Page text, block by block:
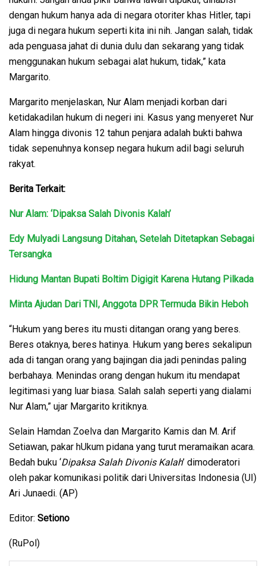
dengan hukum hanya ada di negara otoriter khas Hitler, tapi
juga di negara hukum seperti kita ini nih. Jangan salah, tidak
ada penguasa jahat di dunia dulu dan sekarang yang tidak
menggunakan hukum sebagai alat hukum, tidak,” kata
Margarito.
Margarito menjelaskan, Nur Alam menjadi korban dari
ketidakadilan hukum di negeri ini. Kasus yang menyeret Nur
Alam hingga divonis 12 tahun penjara adalah bukti bahwa
tidak sepenuhnya konsep negara hukum adil bagi seluruh
rakyat.
Berita Terkait:
Nur Alam: ‘Dipaksa Salah Divonis Kalah’
Edy Mulyadi Langsung Ditahan, Setelah Ditetapkan Sebagai
Tersangka
Hidung Mantan Bupati Boltim Digigit Karena Hutang Pilkada
Minta Ajudan Dari TNI, Anggota DPR Termuda Bikin Heboh
“Hukum yang beres itu musti ditangan orang yang beres.
Beres otaknya, beres hatinya. Hukum yang beres sekalipun
ada di tangan orang yang bajingan dia jadi penindas paling
berbahaya. Menindas orang dengan hukum itu mendapat
legitimasi yang luar biasa. Salah salah seperti yang dialami
Nur Alam,” ujar Margarito kritiknya.
Selain Hamdan Zoelva dan Margarito Kamis dan M. Arif
Setiawan, pakar hUkum pidana yang turut meramaikan acara.
Bedah buku ‘Dipaksa Salah Divonis Kalah’ dimoderatori
oleh pakar komunikasi politik dari Universitas Indonesia (UI)
Ari Junaedi. (AP)
Editor: Setiono
(RuPol)